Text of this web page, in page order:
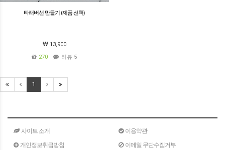
타래버선 만들기 (제품 선택)
13,900
270
리뷰 5
1
사이트 소개
이용약관
개인정보취급방침
이메일 무단수집거부